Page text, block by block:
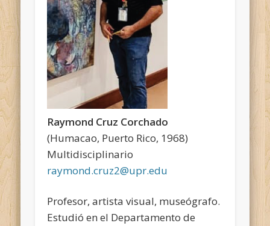
Raymond Cruz Corchado
(Humacao, Puerto Rico, 1968)
Multidisciplinario
raymond.cruz2@upr.edu
Profesor, artista visual, museógrafo.
Estudió en el Departamento de